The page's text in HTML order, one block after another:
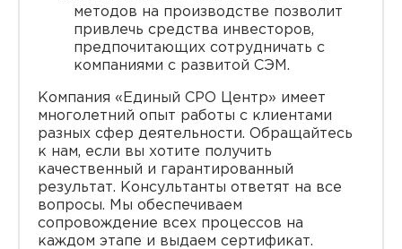
методов на производстве позволит
привлечь средства инвесторов,
предпочитающих сотрудничать с
компаниями с развитой СЭМ.
Компания «Единый СРО Центр» имеет
многолетний опыт работы с клиентами
разных сфер деятельности. Обращайтесь
к нам, если вы хотите получить
качественный и гарантированный
результат. Консультанты ответят на все
вопросы. Мы обеспечиваем
сопровождение всех процессов на
каждом этапе и выдаем сертификат.